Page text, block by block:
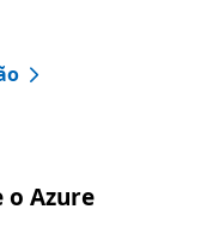
o Azure